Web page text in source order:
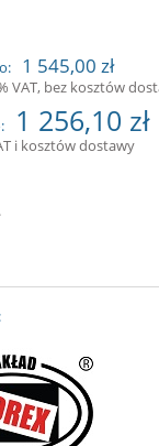
1 545,00 zł
VAT, bez kosztów
1 256,10 zł
i kosztów dostawy